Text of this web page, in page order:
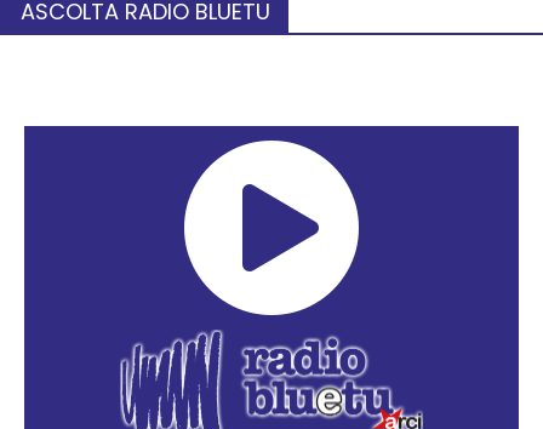
ASCOLTA RADIO BLUETU